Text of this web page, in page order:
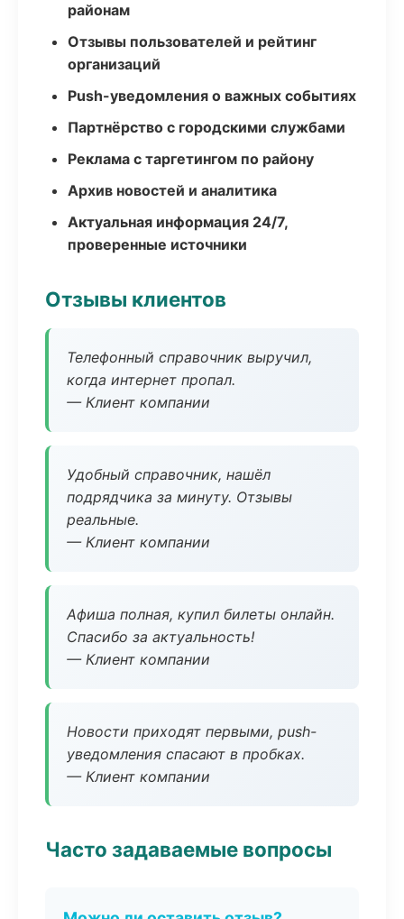
районам
Отзывы пользователей и рейтинг
организаций
Push-уведомления о важных событиях
Партнёрство с городскими службами
Реклама с таргетингом по району
Архив новостей и аналитика
Актуальная информация 24/7,
проверенные источники
Отзывы клиентов
Телефонный справочник выручил,
когда интернет пропал.
— Клиент компании
Удобный справочник, нашёл
подрядчика за минуту. Отзывы
реальные.
— Клиент компании
Афиша полная, купил билеты онлайн.
Спасибо за актуальность!
— Клиент компании
Новости приходят первыми, push-
уведомления спасают в пробках.
— Клиент компании
Часто задаваемые вопросы